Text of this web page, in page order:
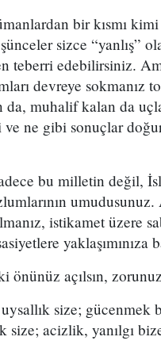
bir kısmı
sizce “yanlış”
teberri edebilirsiniz.
devreye
da, muhalif kalan da
ne gibi sonuçlar
bu milletin değil,
umudusunuz.
istikamet üzere
yaklaşımınıza
önünüz açılsın,
size; gücenmek
size; acizlik, yanılgı